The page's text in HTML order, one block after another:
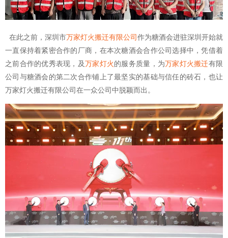
在此之前，深圳市万家灯火搬迁有限公司 作为糖酒会进驻深圳开始就
一直保持着紧密合作的厂商，在本次糖酒会合作公司选择中，凭借着
之前合作的优秀表现，及万家灯火 的服务质量，为万家灯火搬迁有限
公司与糖酒会的第二次合作铺上了最坚实的基础与信任的砖石，也让
万家灯火搬迁有限公司在一众公司中脱颖而出。